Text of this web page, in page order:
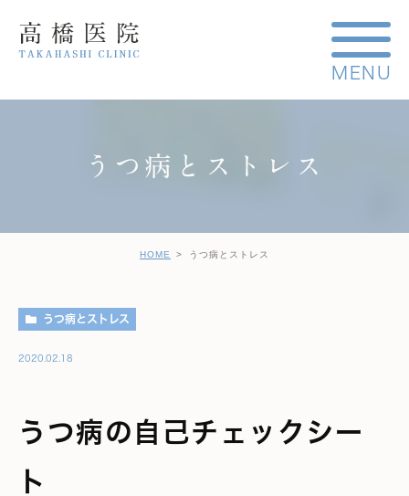
うつ病とストレス
HOME うつ病とストレス
うつ病とストレス
2020.02.18
うつ病の自己チェックシー
ト